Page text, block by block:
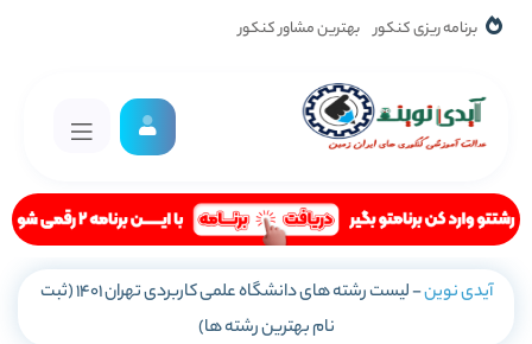
برنامه ریزی کنکور بهترین مشاور کنکور
آیدی نوین-
لیست رشته های دانشگاه علمی کاربردی تهران 1401 (ثبت
نام بهترین رشته ها)